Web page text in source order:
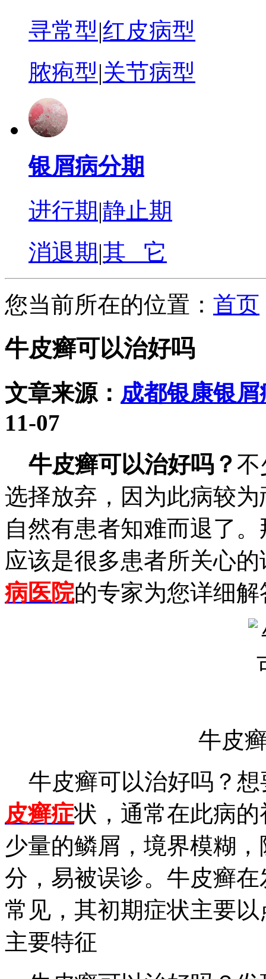
寻常型|红皮病型
脓疱型|关节病型
银屑病分期
进行期|静止期
消退期|其 它
您当前所在的位置： 首页
牛皮癣可以治好吗
文章来源： 成都银康银
11-07
牛皮癣可以治好吗？ 不
选择放弃，因为此病较
自然有患者知难而退了
应该是很多患者所关心
病医院的专家为您详细
牛皮
牛皮癣可以治好吗？想
皮癣症状，通常在此病
少量的鳞屑，境界模糊
分，易被误诊。牛皮癣
常见，其初期症状主要
主要特征